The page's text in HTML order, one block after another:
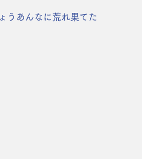
うあんなに荒れ果てた